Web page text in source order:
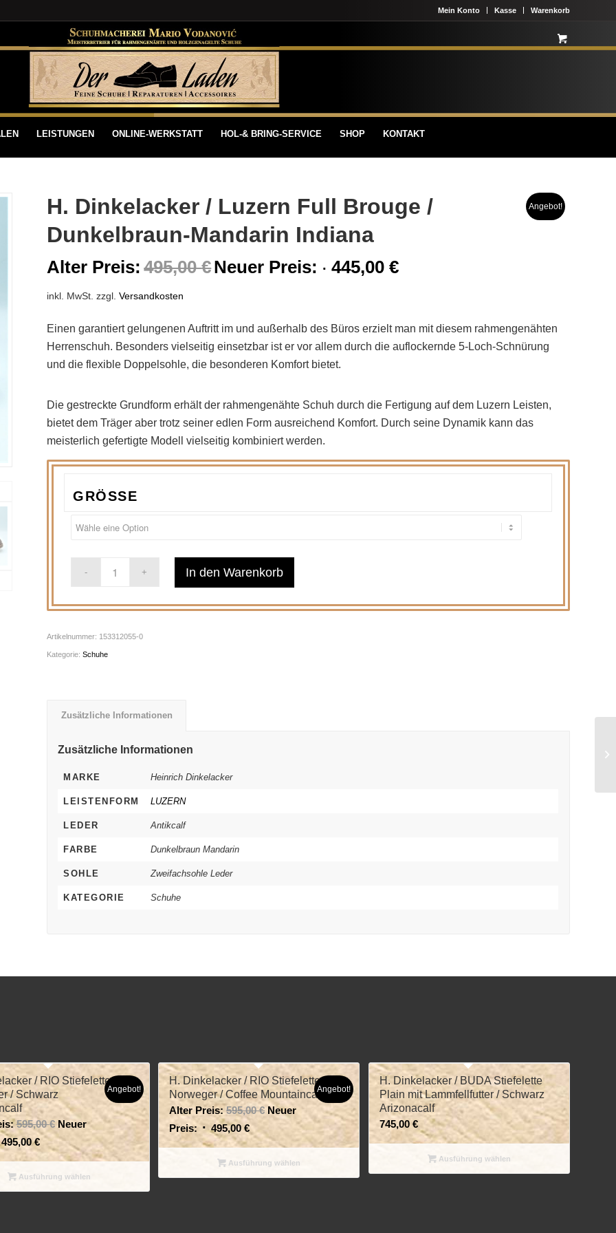
Mein Konto Kasse Warenkorb
LEISTUNGEN ONLINE-WERKSTATT HOL-& BRING-SERVICE SHOP KONTAKT
Angebot!
H. Dinkelacker / Luzern Full Brouge /
Dunkelbraun-Mandarin Indiana
Alter Preis: 495,00€Neuer Preis: 445,00€
inkl. MwSt. zzgl.Versandkosten
Einen garantiert gelungenen Auftritt im und außerhalb des Büros erzielt man mit diesem rahmengenähten
Herrenschuh. Besonders vielseitig einsetzbar ist er vor allem durch die auflockernde 5-Loch-Schnürung
und die flexible Doppelsohle, die besonderen Komfort bietet.
Die gestreckte Grundform erhält der rahmengenähte Schuh durch die Fertigung auf dem Luzern Leisten,
bietet dem Träger aber trotz seiner edlen Form ausreichend Komfort. Durch seine Dynamik kann das
meisterlich gefertigte Modell vielseitig kombiniert werden.
GRÖSSE
In den Warenkorb
Artikelnummer: 153312055-0
Kategorie:Schuhe
Zusätzliche Informationen
Zusätzliche Informationen
MARKE Heinrich Dinkelacker
LEISTENFORM LUZERN
LEDER Antikcalf
FARBE Dunkelbraun Mandarin
SOHLE Zweifachsohle Leder
KATEGORIE Schuhe
/ RIO Stiefelette
/ Schwarz
595,00€ Neuer
495,00€
Angebot!
Ausführung wählen
H. Dinkelacker / RIO Stiefelette
Norweger / Coffee Mountaincalf
Alter Preis: 595,00€ Neuer
Preis:
495,00€
Angebot!
Ausführung wählen
H. Dinkelacker / BUDA Stiefelette
Plain mit Lammfellfutter / Schwarz
Arizonacalf
745,00 €
Ausführung wählen